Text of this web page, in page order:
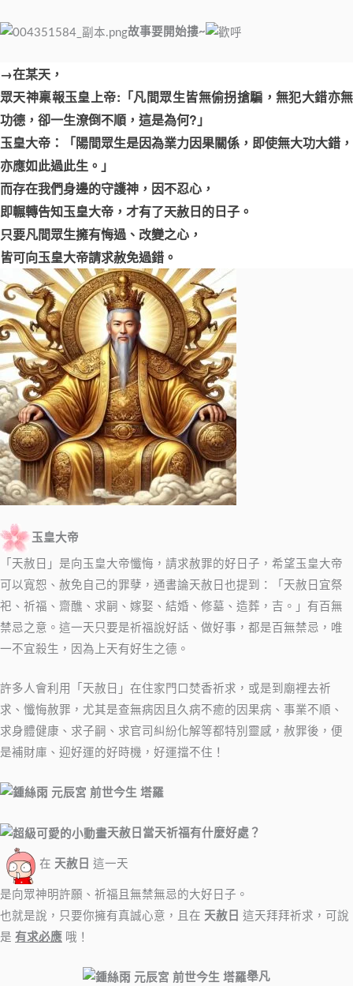
故事要開始摟~
→在某天，
眾天神稟報玉皇上帝:「凡間眾生皆無偷拐搶騙，無犯大錯亦無
功德， 卻一生潦倒不順，這是為何?」
玉皇大帝 ：「陽間眾生是因為業力因果關係， 即使無大功大錯，
亦應如此過此生。」
而存在我們身邊的守護神，因不忍心，
即輾轉告知玉皇大帝，才有了天赦日的日子。
只要凡間眾生擁有悔過、改變之心，
皆可向玉皇大帝請求赦免過錯。
玉皇大帝
「天赦日」是向玉皇大帝懺悔，請求赦罪的好日子，希望玉皇大帝
可以寬恕、赦免自己的罪孽，通書論天赦日也提到：「天赦日宜祭
祀、祈福、齋醮、求嗣、嫁娶、結婚、修墓、造葬，吉。」有百無
禁忌之意。這一天只要是祈福說好話、做好事，都是百無禁忌，唯
一不宜殺生，因為上天有好生之德。
許多人會利用「天赦日」在住家門口焚香祈求，或是到廟裡去祈
求、懺悔赦罪，尤其是查無病因且久病不癒的因果病、事業不順、
求身體健康、求子嗣、求官司糾紛化解等都特別靈感，赦罪後，便
是補財庫、迎好運的好時機，好運擋不住！
天赦日當天祈福有什麼好處？
在 天赦日 這一天
是向眾神明許願、祈福且無禁無忌的大好日子。
也就是說，只要你擁有真誠心意，且在 天赦日 這天拜拜祈求，可說
是 有求必應 哦！
舉凡